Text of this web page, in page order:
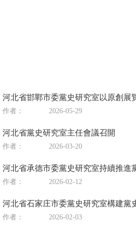
河北省邯鄲市委黨史研究室以原創展
作者： 2026-05-29
河北省黨史研究室主任會議召開
作者： 2026-03-20
河北省承德市委黨史研究室持續推進
作者： 2026-02-12
河北省石家庄市委黨史研究室構建黨
作者： 2026-02-03